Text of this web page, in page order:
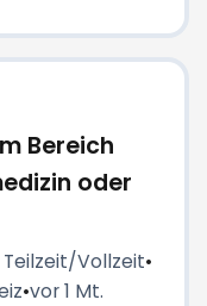
Bereich
oder
Vollzeit•
•vor 1 Mt.